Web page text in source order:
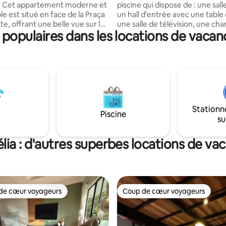
est situé en face de la Praça
offrant une belle vue sur la
emplacement privilégié, à
de l'Avenida Brasil et à
et équipée • Place de
• Arrivée
piscine qui dispose de : une
un hall d'entrée avec une table
une salle de télévision, une
double, une cuisine avec un
un espace extérieur avec un
supplémentaires, en
matelas double ou deux
supplémentaires. Notre logement est un
lieu de loisirs familial au style
idéal pour vous reposer !
dans les locations de
Piscine
: d'autres superbes locations de
cœur voyageurs les plus appréciés
cœur voyageurs Coup de cœur voyageurs
Coup de cœur voyageurs